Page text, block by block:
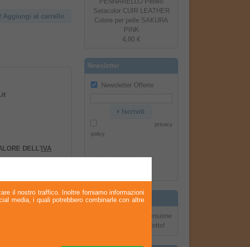
Aggiungi al carrello
DELL' IVA
Setacolor CUIR LEATHER
Colore per pelle SAKURA
PINK
4,80 €
Newsletter
Newsletter Offerte
Iscriviti
privacy
policy
Recensioni
Scrivi una recensione
su questo prodotto!
il nostro traffico. Inoltre forniamo informazioni
media, i quali potrebbero combinarle con altre